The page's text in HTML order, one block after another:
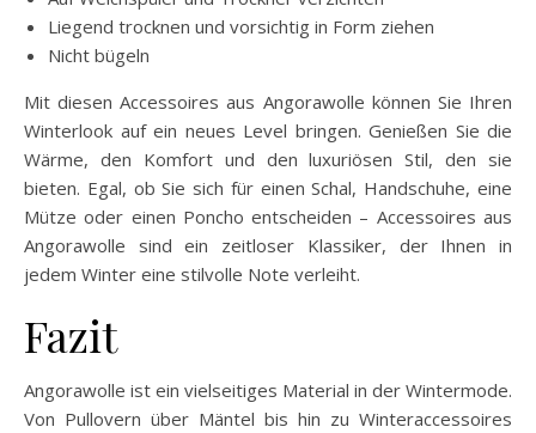
Liegend trocknen und vorsichtig in Form ziehen
Nicht bügeln
Mit diesen Accessoires aus Angorawolle können Sie Ihren
Winterlook auf ein neues Level bringen. Genießen Sie die
Wärme, den Komfort und den luxuriösen Stil, den sie
bieten. Egal, ob Sie sich für einen Schal, Handschuhe, eine
Mütze oder einen Poncho entscheiden – Accessoires aus
Angorawolle sind ein zeitloser Klassiker, der Ihnen in
jedem Winter eine stilvolle Note verleiht.
Fazit
Angorawolle ist ein vielseitiges Material in der Wintermode.
Von Pullovern über Mäntel bis hin zu Winteraccessoires